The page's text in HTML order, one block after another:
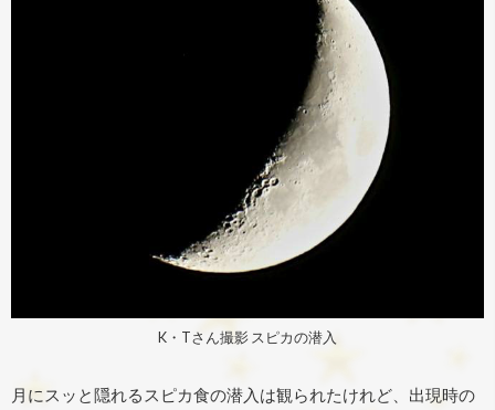
K・Tさん撮影 スピカの潜入
月にスッと隠れるスピカ食の潜入は観られたけれど、出現時の